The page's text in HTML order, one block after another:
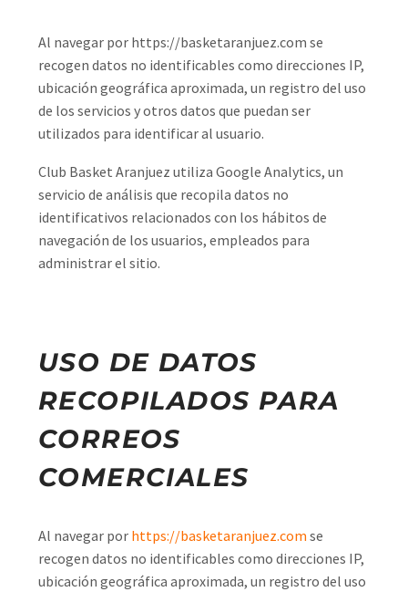
Al navegar por https://basketaranjuez.com se
recogen datos no identificables como direcciones IP,
ubicación geográfica aproximada, un registro del uso
de los servicios y otros datos que puedan ser
utilizados para identificar al usuario.
Club Basket Aranjuez utiliza Google Analytics, un
servicio de análisis que recopila datos no
identificativos relacionados con los hábitos de
navegación de los usuarios, empleados para
administrar el sitio.
USO DE DATOS
RECOPILADOS PARA
CORREOS
COMERCIALES
Al navegar por https://basketaranjuez.com se
recogen datos no identificables como direcciones IP,
ubicación geográfica aproximada, un registro del uso